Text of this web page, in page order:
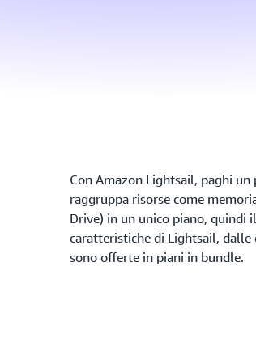
Con Amazon Lightsail, paghi
raggruppa risorse come
Drive) in un unico piano, quindi
caratteristiche di Lightsail,
sono offerte in piani in bundle.